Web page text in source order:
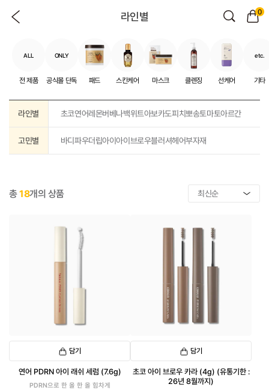
라인별 0
ALL
전 제품
ONLY
공식몰 단독 패드 스킨케어 마스크 클렌징 선케어
etc.
기타
라인별 초코연어레몬버베나백위트아보카도피치뽀송토마토아르간
고민별 바디 파우더립아이아이브로우블러셔헤어부자재
총18개의 상품
담기
연어 PDRN 아이 래쉬 세럼 (7.6g)
PDRN으로 한 올 한 올 힘차게
담기
초코 아이 브로우 카라 (4g) (유통기한 :
26년 8월까지)